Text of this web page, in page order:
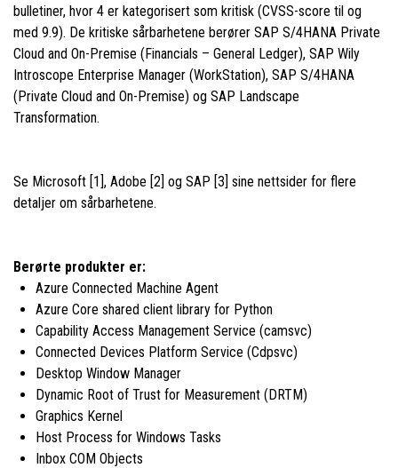
bulletiner, hvor 4 er kategorisert som kritisk (CVSS-score til og
med 9.9). De kritiske sårbarhetene berører SAP S/4HANA Private
Cloud and On-Premise (Financials – General Ledger), SAP Wily
Introscope Enterprise Manager (WorkStation), SAP S/4HANA
(Private Cloud and On-Premise) og SAP Landscape
Transformation.
Se Microsoft [1], Adobe [2] og SAP [3] sine nettsider for flere
detaljer om sårbarhetene.
Berørte produkter er:
Azure Connected Machine Agent
Azure Core shared client library for Python
Capability Access Management Service (camsvc)
Connected Devices Platform Service (Cdpsvc)
Desktop Window Manager
Dynamic Root of Trust for Measurement (DRTM)
Graphics Kernel
Host Process for Windows Tasks
Inbox COM Objects